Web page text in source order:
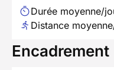
Durée moyenne/
Distance
Encadrement